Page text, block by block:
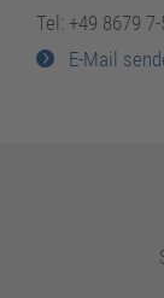
Tel: +49 8679
E-Mail